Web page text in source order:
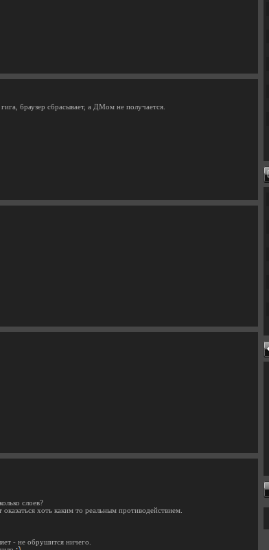
браузер сбрасывает, а ДМом не получается.
слоев?
хоть каким то реальным противодействием.
- не обрушится ничего.